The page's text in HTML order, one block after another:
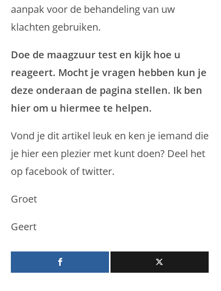
aanpak voor de behandeling van uw
klachten gebruiken.
Doe de maagzuur test en kijk hoe u
reageert. Mocht je vragen hebben kun je
deze onderaan de pagina stellen. Ik ben
hier om u hiermee te helpen.
Vond je dit artikel leuk en ken je iemand die
je hier een plezier met kunt doen? Deel het
op facebook of twitter.
Groet
Geert